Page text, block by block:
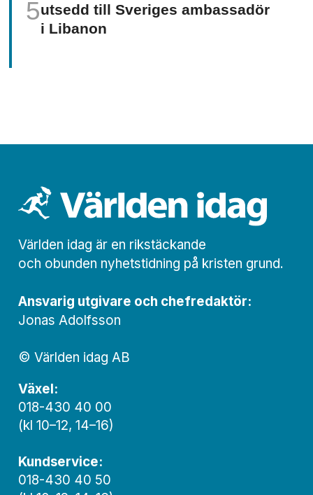
utsedd till Sveriges ambassadör
i Libanon
Världen idag är en rikstäckande
och obunden nyhets­­­tidning på kristen grund.
Ansvarig utgivare och chef­redaktör:
Jonas Adolfsson
© Världen idag AB
Växel:
018-430 40 00
(kl 10–12, 14–16)
Kundservice:
018-430 40 50